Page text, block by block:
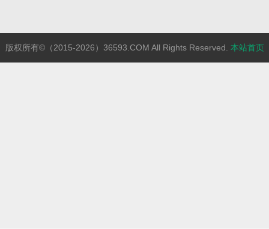
版权所有©（2015-2026）36593.COM All Rights Reserved. 本站首页